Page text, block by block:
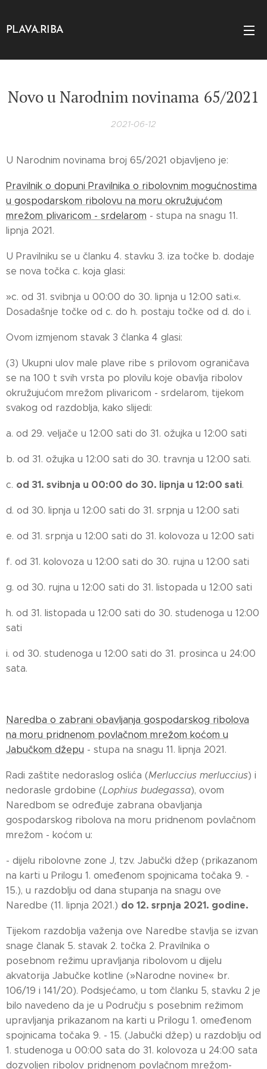
PLAVA.RIBA
Novo u Narodnim novinama 65/2021
2021-06-12
U Narodnim novinama broj 65/2021 objavljeno je:
Pravilnik o dopuni Pravilnika o ribolovnim mogućnostima
u gospodarskom ribolovu na moru okružujućom
mrežom plivaricom - srdelarom - stupa na snagu 11.
lipnja 2021.
U Pravilniku se u članku 4. stavku 3. iza točke b. dodaje
se nova točka c. koja glasi:
»c. od 31. svibnja u 00:00 do 30. lipnja u 12:00 sati.«.
Dosadašnje točke od c. do h. postaju točke od d. do i.
Ovom izmjenom stavak 3 članka 4 glasi:
(3) Ukupni ulov male plave ribe s prilovom ograničava
se na 100 t svih vrsta po plovilu koje obavlja ribolov
okružujućom mrežom plivaricom - srdelarom, tijekom
svakog od razdoblja, kako slijedi:
a. od 29. veljače u 12:00 sati do 31. ožujka u 12:00 sati
b. od 31. ožujka u 12:00 sati do 30. travnja u 12:00 sati.
c. od 31. svibnja u 00:00 do 30. lipnja u 12:00 sati.
d. od 30. lipnja u 12:00 sati do 31. srpnja u 12:00 sati
e. od 31. srpnja u 12:00 sati do 31. kolovoza u 12:00 sati
f. od 31. kolovoza u 12:00 sati do 30. rujna u 12:00 sati
g. od 30. rujna u 12:00 sati do 31. listopada u 12:00 sati
h. od 31. listopada u 12:00 sati do 30. studenoga u 12:00
sati
i. od 30. studenoga u 12:00 sati do 31. prosinca u 24:00
sata.
Naredba o zabrani obavljanja gospodarskog ribolova
na moru pridnenom povlačnom mrežom koćom u
Jabučkom džepu - stupa na snagu 11. lipnja 2021.
Radi zaštite nedoraslog oslića (Merluccius merluccius) i
nedorasle grdobine (Lophius budegassa), ovom
Naredbom se određuje zabrana obavljanja
gospodarskog ribolova na moru pridnenom povlačnom
mrežom - koćom u:
- dijelu ribolovne zone J, tzv. Jabučki džep (prikazanom
na karti u Prilogu 1. omeđenom spojnicama točaka 9. -
15.), u razdoblju od dana stupanja na snagu ove
Naredbe (11. lipnja 2021.) do 12. srpnja 2021. godine.
Tijekom razdoblja važenja ove Naredbe stavlja se izvan
snage članak 5. stavak 2. točka 2. Pravilnika o
posebnom režimu upravljanja ribolovom u dijelu
akvatorija Jabučke kotline (»Narodne novine« br.
106/19 i 141/20). Podsjećamo, u tom članku 5, stavku 2 je
bilo navedeno da je u Području s posebnim režimom
upravljanja prikazanom na karti u Prilogu 1. omeđenom
spojnicama točaka 9. - 15. (Jabučki džep) u razdoblju od
1. studenoga u 00:00 sata do 31. kolovoza u 24:00 sata
dozvoljen ribolov pridnenom povlačnom mrežom-